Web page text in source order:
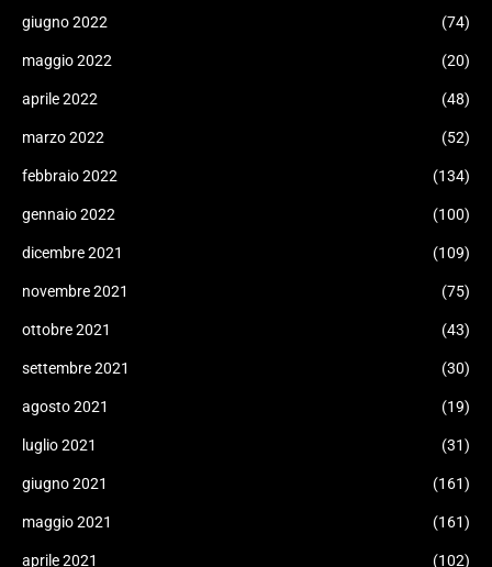
giugno 2022 (74)
maggio 2022 (20)
aprile 2022 (48)
marzo 2022 (52)
febbraio 2022 (134)
gennaio 2022 (100)
dicembre 2021 (109)
novembre 2021 (75)
ottobre 2021 (43)
settembre 2021 (30)
agosto 2021 (19)
luglio 2021 (31)
giugno 2021 (161)
maggio 2021 (161)
aprile 2021 (102)